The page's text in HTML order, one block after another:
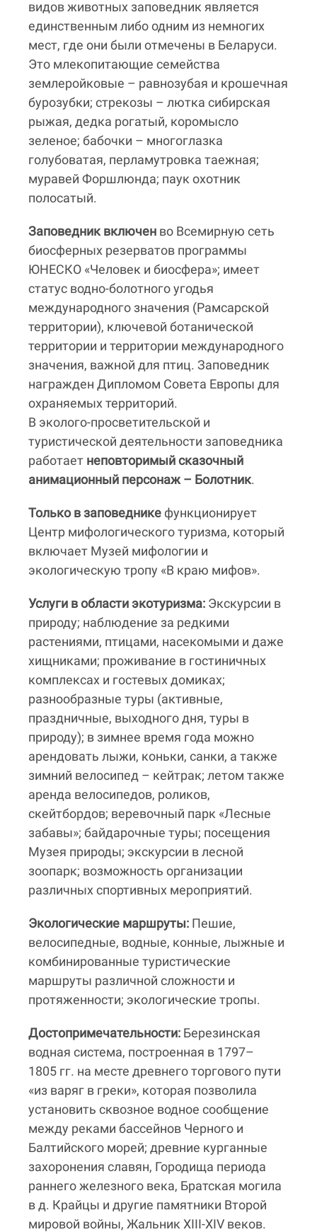
видов животных заповедник является
единственным либо одним из немногих
мест, где они были отмечены в Беларуси.
Это млекопитающие семейства
землеройковые – равнозубая и крошечная
бурозубки; стрекозы – лютка сибирская
рыжая, дедка рогатый, коромысло
зеленое; бабочки – многоглазка
голубоватая, перламутровка таежная;
муравей Форшлюнда; паук охотник
полосатый.
Заповедник включен во Всемирную сеть
биосферных резерватов программы
ЮНЕСКО «Человек и биосфера»; имеет
статус водно-болотного угодья
международного значения (Рамсарской
территории), ключевой ботанической
территории и территории международного
значения, важной для птиц. Заповедник
награжден Дипломом Совета Европы для
охраняемых территорий.
В эколого-просветительской и
туристической деятельности заповедника
работает неповторимый сказочный
анимационный персонаж – Болотник.
Только в заповеднике функционирует
Центр мифологического туризма, который
включает Музей мифологии и
экологическую тропу «В краю мифов».
Услуги в области экотуризма: Экскурсии в
природу; наблюдение за редкими
растениями, птицами, насекомыми и даже
хищниками; проживание в гостиничных
комплексах и гостевых домиках;
разнообразные туры (активные,
праздничные, выходного дня, туры в
природу); в зимнее время года можно
арендовать лыжи, коньки, санки, а также
зимний велосипед – кейтрак; летом также
аренда велосипедов, роликов,
скейтбордов; веревочный парк «Лесные
забавы»; байдарочные туры; посещения
Музея природы; экскурсии в лесной
зоопарк; возможность организации
различных спортивных мероприятий.
Экологические маршруты: Пешие,
велосипедные, водные, конные, лыжные и
комбинированные туристические
маршруты различной сложности и
протяженности; экологические тропы.
Достопримечательности: Березинская
водная система, построенная в 1797–
1805 гг. на месте древнего торгового пути
«из варяг в греки», которая позволила
установить сквозное водное сообщение
между реками бассейнов Черного и
Балтийского морей; древние курганные
захоронения славян, Городища периода
раннего железного века, Братская могила
в д. Крайцы и другие памятники Второй
мировой войны, Жальник XIII-XIV веков.